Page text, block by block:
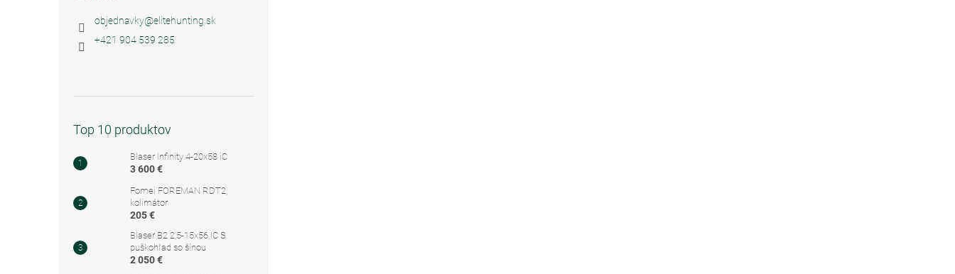
objednavky@elitehunting.sk
+421 904 539 285
Top 10 produktov
Blaser Infinity 4-20x58 iC
3 600 €
Fomei FOREMAN RDT2,
kolimátor
205 €
Blaser B2 2,5-15x56 IC S
puškohľad so šínou
2 050 €